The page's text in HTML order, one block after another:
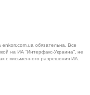
обязательна. Все
на ИА “Интерфакс-Украина”, не
с письменного разрешения ИА.